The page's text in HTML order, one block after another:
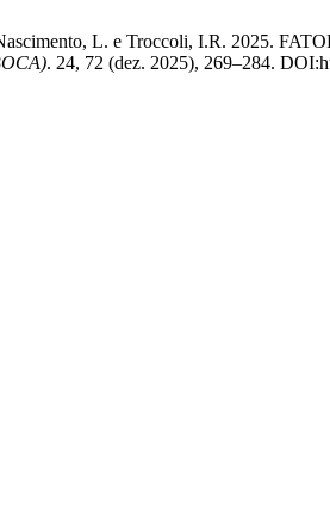
L. e Troccoli, I.R. 2025.
. 24, 72 (dez. 2025), 269–284.